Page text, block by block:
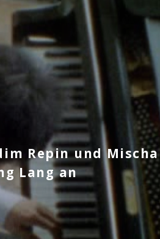
Repin und Mischa
Lang an